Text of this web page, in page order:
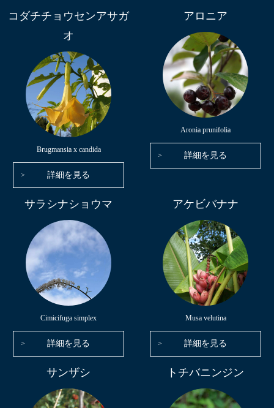
コダチチョウセンアサガ
オ
Brugmansia x candida
詳細を見る
アロニア
Aronia prunifolia
詳細を見る
サラシナショウマ
Cimicifuga simplex
詳細を見る
アケビバナナ
Musa velutina
詳細を見る
サンザシ トチバニンジン